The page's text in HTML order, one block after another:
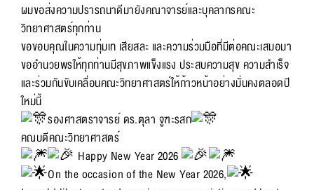
ผมขอส่งความปรารถนาดีมายังคณาจารย์และบุคลากรคณะ
วิทยาศาสตร์ทุกท่าน
ขอขอบคุณในความทุ่มเท เสียสละ และความร่วมมือที่มีต่อคณะเสมอมา
ขออำนวยพรให้ทุกท่านมีสุขภาพแข็งแรง ประสบความสุข ความสำเร็จ
และร่วมกันขับเคลื่อนคณะวิทยาศาสตร์ให้ก้าวหน้าอย่างมั่นคงตลอดปี
ใหม่นี้
รองศาสตราจารย์ ดร.ตุลา จูฑะรสก
คณบดีคณะวิทยาศาสตร์
Happy New Year 2026
On the occasion of the New Year 2026,